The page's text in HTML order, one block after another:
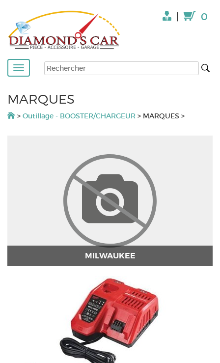
| 0
MARQUES
> Outillage - BOOSTER/CHARGEUR > MARQUES >
MILWAUKEE